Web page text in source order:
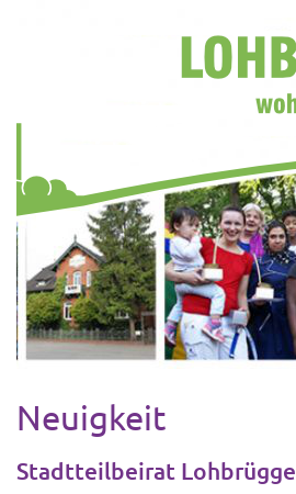
Neuigkeit
Stadtteilbeirat Lohbrügge